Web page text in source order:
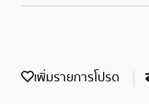
เพิ่มรายการโปรด